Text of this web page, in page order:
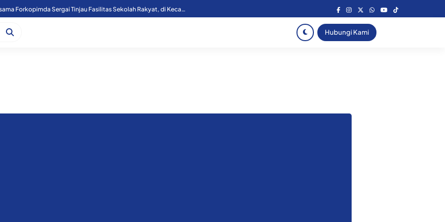
Kapoolres Sergai Bersama Forkopimda Sergai Tinjau Fasilitas Sekolah Rakyat, di Kecamatan Firdaus.
Hubungi Kami